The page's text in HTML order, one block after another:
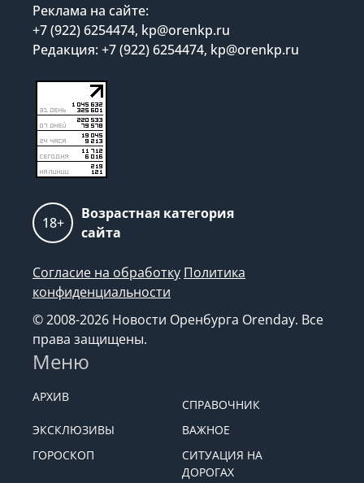
Реклама на сайте:
+7 (922) 6254474, kp@orenkp.ru
Редакция: +7 (922) 6254474, kp@orenkp.ru
18+
Возрастная категория
сайта
Согласие на обработку Политика
конфиденциальности
© 2008-2026 Новости Оренбурга Orenday. Все
права защищены.
Меню
АРХИВ
СПРАВОЧНИК
ЭКСКЛЮЗИВЫ
ВАЖНОЕ
ГОРОСКОП
СИТУАЦИЯ НА
ДОРОГАХ